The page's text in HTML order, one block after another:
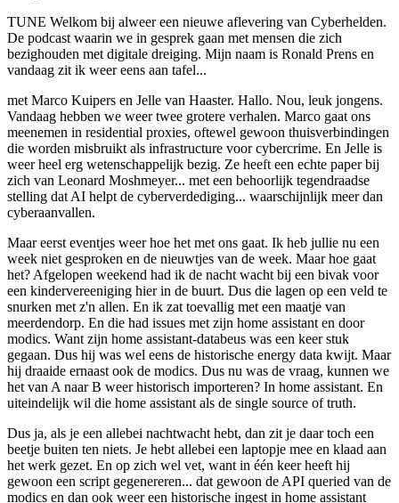
TUNE Welkom bij alweer een nieuwe aflevering van Cyberhelden.
De podcast waarin we in gesprek gaan met mensen die zich
bezighouden met digitale dreiging. Mijn naam is Ronald Prens en
vandaag zit ik weer eens aan tafel...
met Marco Kuipers en Jelle van Haaster. Hallo. Nou, leuk jongens.
Vandaag hebben we weer twee grotere verhalen. Marco gaat ons
meenemen in residential proxies, oftewel gewoon thuisverbindingen
die worden misbruikt als infrastructure voor cybercrime. En Jelle is
weer heel erg wetenschappelijk bezig. Ze heeft een echte paper bij
zich van Leonard Moshmeyer... met een behoorlijk tegendraadse
stelling dat AI helpt de cyberverdediging... waarschijnlijk meer dan
cyberaanvallen.
Maar eerst eventjes weer hoe het met ons gaat. Ik heb jullie nu een
week niet gesproken en de nieuwtjes van de week. Maar hoe gaat
het? Afgelopen weekend had ik de nacht wacht bij een bivak voor
een kindervereeniging hier in de buurt. Dus die lagen op een veld te
snurken met z'n allen. En ik zat toevallig met een maatje van
meerdendorp. En die had issues met zijn home assistant en door
modics. Want zijn home assistant-databeus was een keer stuk
gegaan. Dus hij was wel eens de historische energy data kwijt. Maar
hij draaide ernaast ook de modics. Dus nu was de vraag, kunnen we
het van A naar B weer historisch importeren? In home assistant. En
uiteindelijk wil die home assistant als de single source of truth.
Dus ja, als je een allebei nachtwacht hebt, dan zit je daar toch een
beetje buiten ten niets. Je hebt allebei een laptopje mee en klaad aan
het werk gezet. En op zich wel vet, want in één keer heeft hij
gewoon een script gegenereren... dat gewoon de API queried van de
modics en dan ook weer een historische ingest in home assistant